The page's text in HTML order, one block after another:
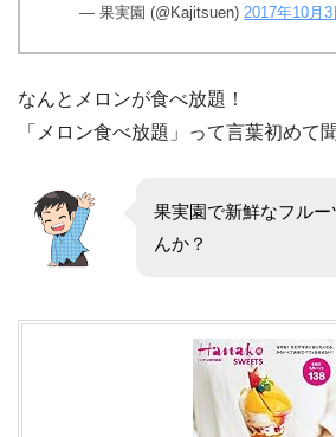
— 果実園 (@Kajitsuen) 2017年10月3
なんとメロンが食べ放題！
「メロン食べ放題」って言葉初めて
果実園で新鮮なフル
んか？